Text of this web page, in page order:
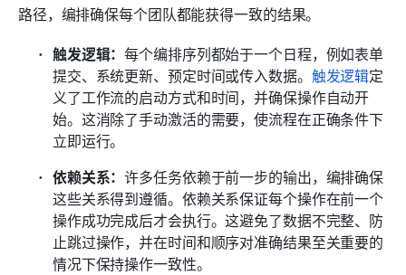
路径，编排确保每个团队都能获得一致的结果。
触发逻辑：每个编排序列都始于一个日程，例如表单
提交、系统更新、预定时间或传入数据。 触发逻辑定
义了工作流的启动方式和时间，并确保操作自动开
始。这消除了手动激活的需要，使流程在正确条件下
立即运行。
依赖关系：许多任务依赖于前一步的输出，编排确保
这些关系得到遵循。依赖关系保证每个操作在前一个
操作成功完成后才会执行。这避免了数据不完整、防
止跳过操作，并在时间和顺序对准确结果至关重要的
情况下保持操作一致性。